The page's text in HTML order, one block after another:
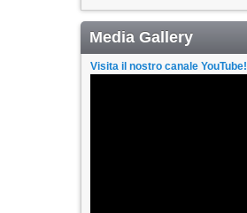
Media Gallery
Visita il nostro canale YouTube!